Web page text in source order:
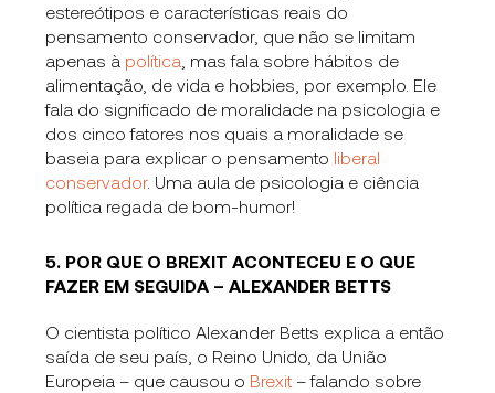
estereótipos e características reais do
pensamento conservador, que não se limitam
apenas à política , mas fala sobre hábitos de
alimentação, de vida e hobbies, por exemplo. Ele
fala do significado de moralidade na psicologia e
dos cinco fatores nos quais a moralidade se
baseia para explicar o pensamento liberal
conservador. Uma aula de psicologia e ciência
política regada de bom-humor!
5. POR QUE O BREXIT ACONTECEU E O QUE
FAZER EM SEGUIDA – ALEXANDER BETTS
O cientista político Alexander Betts explica a então
saída de seu país, o Reino Unido, da União
Europeia – que causou o Brexit – falando sobre